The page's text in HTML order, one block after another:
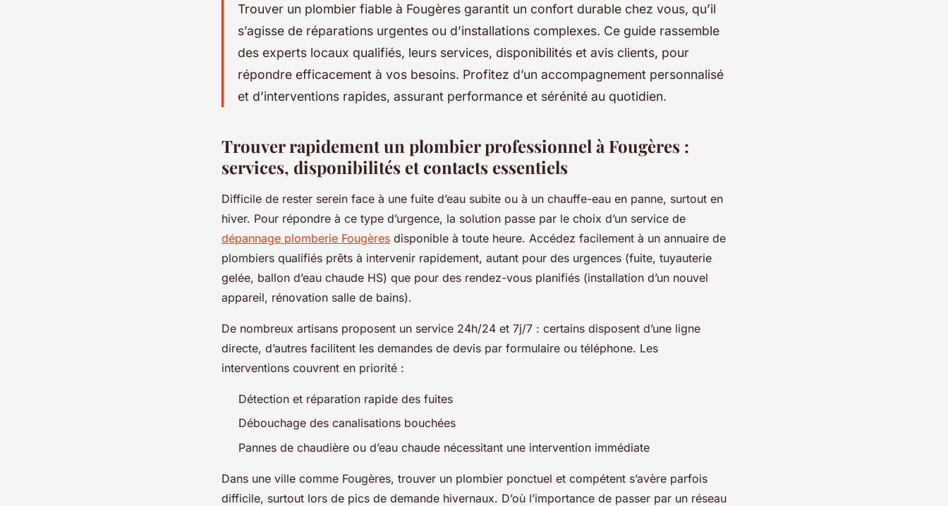
Trouver un plombier fiable à Fougères garantit un confort durable chez vous, qu’il
s’agisse de réparations urgentes ou d’installations complexes. Ce guide rassemble
des experts locaux qualifiés, leurs services, disponibilités et avis clients, pour
répondre efficacement à vos besoins. Profitez d’un accompagnement personnalisé
et d’interventions rapides, assurant performance et sérénité au quotidien.
Trouver rapidement un plombier professionnel à Fougères :
services, disponibilités et contacts essentiels
Difficile de rester serein face à une fuite d’eau subite ou à un chauffe-eau en panne, surtout en
hiver. Pour répondre à ce type d’urgence, la solution passe par le choix d’un service de
dépannage plomberie Fougères disponible à toute heure. Accédez facilement à un annuaire de
plombiers qualifiés prêts à intervenir rapidement, autant pour des urgences (fuite, tuyauterie
gelée, ballon d’eau chaude HS) que pour des rendez-vous planifiés (installation d’un nouvel
appareil, rénovation salle de bains).
De nombreux artisans proposent un service 24h/24 et 7j/7 : certains disposent d’une ligne
directe, d’autres facilitent les demandes de devis par formulaire ou téléphone. Les
interventions couvrent en priorité :
Détection et réparation rapide des fuites
Débouchage des canalisations bouchées
Pannes de chaudière ou d’eau chaude nécessitant une intervention immédiate
Dans une ville comme Fougères, trouver un plombier ponctuel et compétent s’avère parfois
difficile, surtout lors de pics de demande hivernaux. D’où l’importance de passer par un réseau